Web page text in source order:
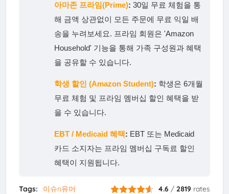
아마존 프라임(Prime): 30일 무료 체험을 통
해 금액 상관없이 모든 주문에 무료 익일 배
송을 누려보세요. 프라임 회원은 'Amazon
Household' 기능을 통해 가족 구성원과 혜택
을 공유할 수 있습니다.
학생 할인 (Amazon Student): 학생은 6개월
무료 체험 및 프라임 멤버십 할인 혜택을 받
을 수 있습니다.
EBT / Medicaid 혜택: EBT 또는 Medicaid
카드 소지자는 프라임 멤버십 구독료 할인
혜택이 지원됩니다.
Tags: 이슈n유머 4.6 /2819 rates